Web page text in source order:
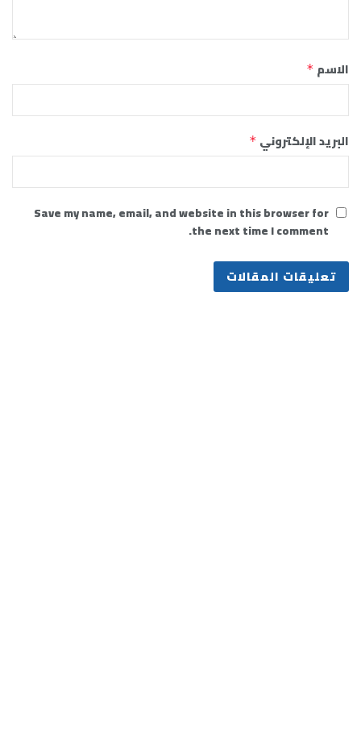
الاسم *
البريد الإلكتروني *
Save my name, email, and website in this browser for
the next time I comment.